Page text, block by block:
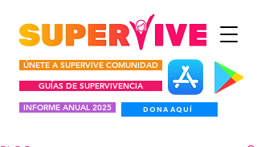
ÚNETE A SUPERVIVE COMUNIDAD
INFORME ANUAL 2025
GUÍAS DE SUPERVIVENCIA
DONA AQUÍ